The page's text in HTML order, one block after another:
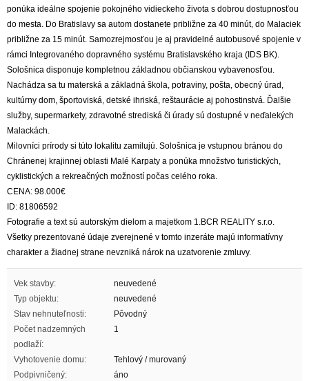
ponúka ideálne spojenie pokojného vidieckeho života s dobrou dostupnosťou
do mesta. Do Bratislavy sa autom dostanete približne za 40 minút, do Malaciek
približne za 15 minút. Samozrejmosťou je aj pravidelné autobusové spojenie v
rámci Integrovaného dopravného systému Bratislavského kraja (IDS BK).
Sološnica disponuje kompletnou základnou občianskou vybavenosťou.
Nachádza sa tu materská a základná škola, potraviny, pošta, obecný úrad,
kultúrny dom, športoviská, detské ihriská, reštaurácie aj pohostinstvá. Ďalšie
služby, supermarkety, zdravotné strediská či úrady sú dostupné v neďalekých
Malackách.
Milovníci prírody si túto lokalitu zamilujú. Sološnica je vstupnou bránou do
Chránenej krajinnej oblasti Malé Karpaty a ponúka množstvo turistických,
cyklistických a rekreačných možností počas celého roka.
CENA: 98.000€
ID: 81806592
Fotografie a text sú autorským dielom a majetkom 1.BCR REALITY s.r.o.
Všetky prezentované údaje zverejnené v tomto inzeráte majú informatívny
charakter a žiadnej strane nevzniká nárok na uzatvorenie zmluvy.
Vek stavby:
neuvedené
Typ objektu:
neuvedené
Stav nehnuteľnosti:
Pôvodný
Počet nadzemných
podlaží:
1
Vyhotovenie domu:
Tehlový / murovaný
Podpivničený:
áno